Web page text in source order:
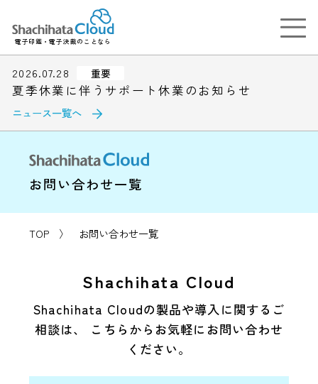
電子印鑑・電子決裁のことなら
2026.07.28 重要
夏季休業に伴うサポート休業のお知らせ
ニュース一覧へ
お問い合わせ一覧
TOP 〉 お問い合わせ一覧
Shachihata Cloud
Shachihata Cloudの製品や導入に関するご
相談は、
こちらからお気軽にお問い合わせ
ください。